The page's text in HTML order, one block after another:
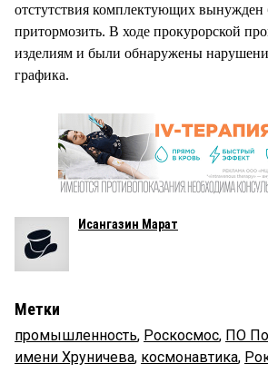
отстутствия комплектующих вынужден
притормозить. В ходе прокурорской
изделиям и были обнаружены
графика.
Исангазин Марат
Метки
промышленность, Роскосмос, ПО
имени Хруничева, космонавтика,